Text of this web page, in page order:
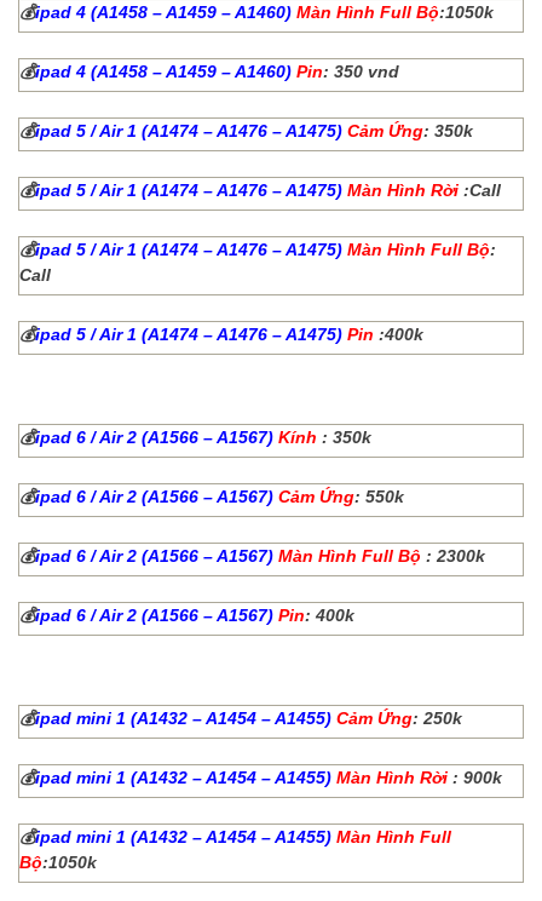
💰ipad 4 (A1458 – A1459 – A1460) Màn Hình Full Bộ:1050k
💰ipad 4 (A1458 – A1459 – A1460) Pin: 350 vnd
💰ipad 5 / Air 1 (A1474 – A1476 – A1475) Cảm Ứng: 350k
💰ipad 5 / Air 1 (A1474 – A1476 – A1475) Màn Hình Rời :Call
💰ipad 5 / Air 1 (A1474 – A1476 – A1475) Màn Hình Full Bộ:
Call
💰ipad 5 / Air 1 (A1474 – A1476 – A1475) Pin :400k
💰ipad 6 / Air 2 (A1566 – A1567) Kính : 350k
💰ipad 6 / Air 2 (A1566 – A1567) Cảm Ứng: 550k
💰ipad 6 / Air 2 (A1566 – A1567) Màn Hình Full Bộ : 2300k
💰ipad 6 / Air 2 (A1566 – A1567) Pin: 400k
💰ipad mini 1 (A1432 – A1454 – A1455) Cảm Ứng: 250k
💰ipad mini 1 (A1432 – A1454 – A1455) Màn Hình Rời : 900k
💰ipad mini 1 (A1432 – A1454 – A1455) Màn Hình Full
Bộ:1050k